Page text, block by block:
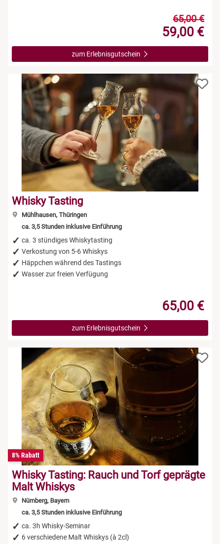
65,00 €
59,00 €
zum Erlebnisgutschein
Whisky Tasting
Mühlhausen, Thüringen
ca. 3,5 Stunden inklusive Einführung
ca. 3 stündiges Whiskytasting
Verkostung von 5-6 Whiskys
Häppchen während des Tastings
Wasser zur freien Verfügung
65,00 €
zum Erlebnisgutschein
8% Rabatt
Whisky Tasting: Rauch und Torf geprägte
Malt Whiskys
Nürnberg, Bayern
ca. 3,5 Stunden inklusive Einführung
ca. 3h Whisky-Seminar
6 verschiedene Malt Whiskys (à 2cl)